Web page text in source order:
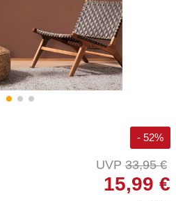
- 52%
33,95 €
15,99 €